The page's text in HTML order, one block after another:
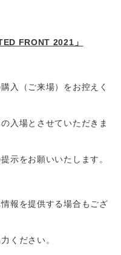
FRONT 2021」
入（ご来場）をお控えく
入場とさせていただきま
示をお願いいたします。
報を提供する場合もござ
ください。